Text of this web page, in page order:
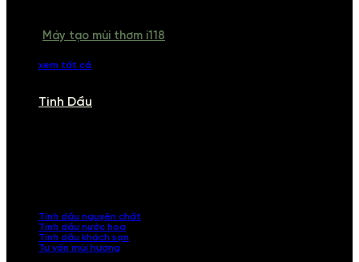
Máy tạo mùi thơm i118
xem tất cả
Tinh Dầu
Tinh dầu nguyên chất
Tinh dầu nước hoa
Tinh dầu khách sạn
Tư vấn mùi hương